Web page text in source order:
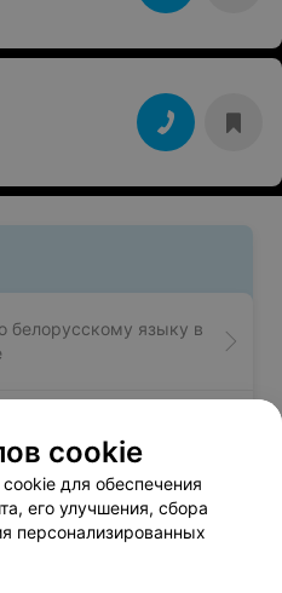
белорусскому языку в
химии в р-не
cookie
для обеспечения
его улучшения, сбора
персонализированных